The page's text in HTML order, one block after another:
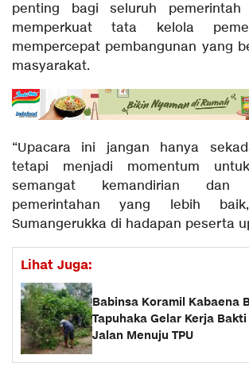
penting bagi seluruh
memperkuat tata kelola
mempercepat pembangunan yang
masyarakat.
“Upacara ini jangan hanya
tetapi menjadi momentum
semangat kemandirian
pemerintahan yang lebih
Sumangerukka di hadapan peserta
Lihat Juga:
Babinsa Koramil Kabaena
Tapuhaka Gelar Kerja
Jalan Menuju TPU